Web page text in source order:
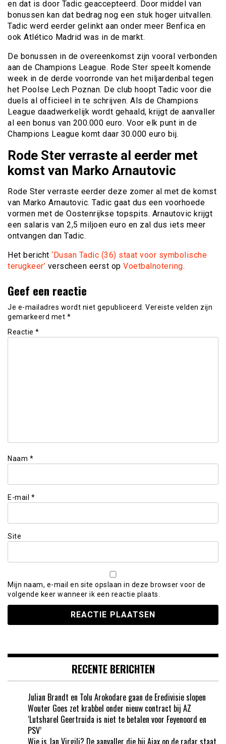
en dat is door Tadic geaccepteerd. Door middel van
bonussen kan dat bedrag nog een stuk hoger uitvallen.
Tadic werd eerder gelinkt aan onder meer Benfica en
ook Atlético Madrid was in de markt.
De bonussen in de overeenkomst zijn vooral verbonden
aan de Champions League. Rode Ster speelt komende
week in de derde voorronde van het miljardenbal tegen
het Poolse Lech Poznan. De club hoopt Tadic voor die
duels al officieel in te schrijven. Als de Champions
League daadwerkelijk wordt gehaald, krijgt de aanvaller
al een bonus van 200.000 euro. Voor elk punt in de
Champions League komt daar 30.000 euro bij.
Rode Ster verraste al eerder met
komst van Marko Arnautovic
Rode Ster verraste eerder deze zomer al met de komst
van Marko Arnautovic. Tadic gaat dus een voorhoede
vormen met de Oostenrijkse topspits. Arnautovic krijgt
een salaris van 2,5 miljoen euro en zal dus iets meer
ontvangen dan Tadic.
Het bericht ‘Dusan Tadic (36) staat voor symbolische
terugkeer’ verscheen eerst op Voetbalnotering.
Geef een reactie
Je e-mailadres wordt niet gepubliceerd. Vereiste velden zijn
gemarkeerd met *
Reactie *
Naam *
E-mail *
Site
Mijn naam, e-mail en site opslaan in deze browser voor de
volgende keer wanneer ik een reactie plaats.
RECENTE BERICHTEN
Julian Brandt en Tolu Arokodare gaan de Eredivisie slopen
Wouter Goes zet krabbel onder nieuw contract bij AZ
‘Lutsharel Geertruida is niet te betalen voor Feyenoord en
PSV’
Wie is Jan Virgili? De aanvaller die bij Ajax op de radar staat